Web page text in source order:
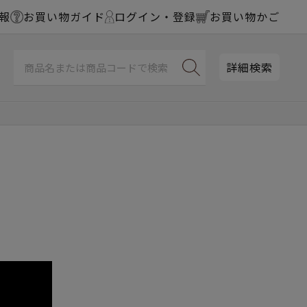
お買い物ガイド ログイン・登録 お買い物かご
詳細検索